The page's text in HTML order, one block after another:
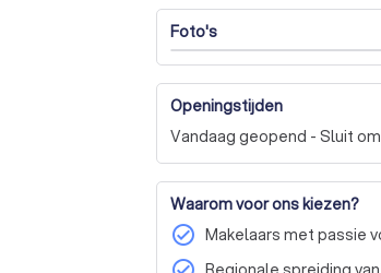
A valuation
Foto's
Openingstijden
Vandaag geopend - Sluit om
Waarom voor ons kiezen?
check_circle Makelaars met passie